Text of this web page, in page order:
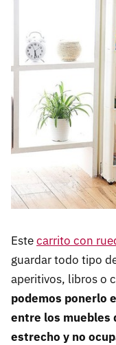
Estecarrito con
guardar todo tipo
aperitivos, libros o
podemos ponerlo
entre los muebles
estrecho y no